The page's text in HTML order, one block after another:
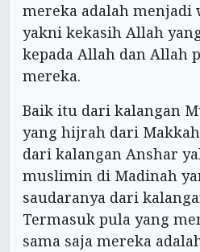
mereka adalah
yakni kekasih Allah
kepada Allah dan Allah
mereka.
Baik itu dari kalangan
yang hijrah dari
dari kalangan Anshar
muslimin di Madinah
saudaranya dari
Termasuk pula yang
sama saja mereka